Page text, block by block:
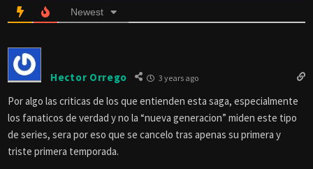
Newest
Hector Orrego 3 years ago
Por algo las criticas de los que entienden esta saga, especialmente
los fanaticos de verdad y no la “nueva generacion” miden este tipo
de series, sera por eso que se cancelo tras apenas su primera y
triste primera temporada.